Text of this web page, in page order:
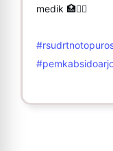
medik 🏥🧑‍⚕️